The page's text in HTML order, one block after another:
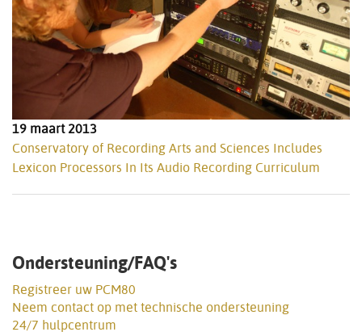
19 maart 2013
Conservatory of Recording Arts and Sciences Includes
Lexicon Processors In Its Audio Recording Curriculum
Ondersteuning/FAQ's
Registreer uw PCM80
Neem contact op met technische ondersteuning
24/7 hulpcentrum